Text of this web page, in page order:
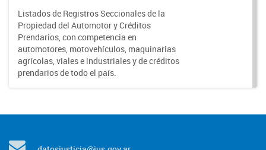
Listados de Registros Seccionales de la
Propiedad del Automotor y Créditos
Prendarios, con competencia en
automotores, motovehículos, maquinarias
agrícolas, viales e industriales y de créditos
prendarios de todo el país.